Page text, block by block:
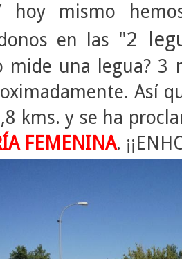
hemos
en las "2
mide una legua? 3
Así
kms. y se ha
FEMENINA.